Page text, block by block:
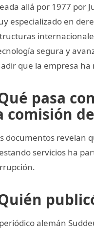
allá por 1977 por
especializado en
segura y
que la empresa
pasa
comisión
documentos revelan
servicios ha
alemán